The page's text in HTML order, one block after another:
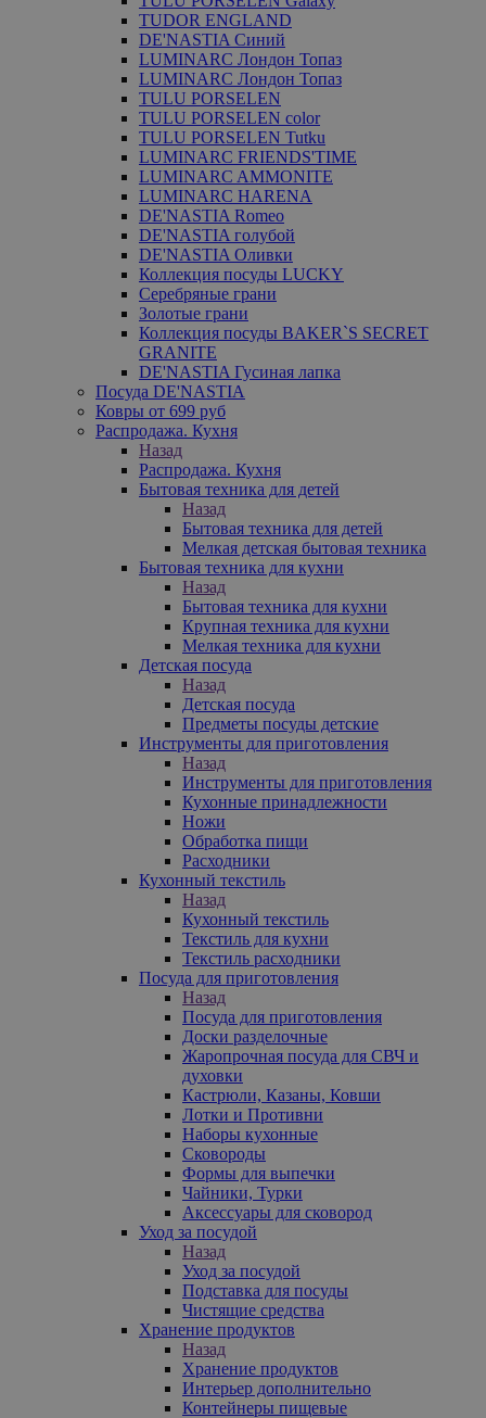
TUDOR ENGLAND
DE'NASTIA Синий
LUMINARC Лондон Топаз
LUMINARC Лондон Топаз
TULU PORSELEN
TULU PORSELEN color
TULU PORSELEN Tutku
LUMINARC FRIENDS'TIME
LUMINARC AMMONITE
LUMINARC HARENA
DE'NASTIA Romeo
DE'NASTIA голубой
DE'NASTIA Оливки
Коллекция посуды LUCKY
Серебряные грани
Золотые грани
Коллекция посуды BAKER`S SECRET
GRANITE
DE'NASTIA Гусиная лапка
Посуда DE'NASTIA
Ковры от 699 руб
Распродажа. Кухня
Назад
Распродажа. Кухня
Бытовая техника для детей
Назад
Бытовая техника для детей
Мелкая детская бытовая техника
Бытовая техника для кухни
Назад
Бытовая техника для кухни
Крупная техника для кухни
Мелкая техника для кухни
Детская посуда
Назад
Детская посуда
Предметы посуды детские
Инструменты для приготовления
Назад
Инструменты для приготовления
Кухонные принадлежности
Ножи
Обработка пищи
Расходники
Кухонный текстиль
Назад
Кухонный текстиль
Текстиль для кухни
Текстиль расходники
Посуда для приготовления
Назад
Посуда для приготовления
Доски разделочные
Жаропрочная посуда для СВЧ и
духовки
Кастрюли, Казаны, Ковши
Лотки и Противни
Наборы кухонные
Сковороды
Формы для выпечки
Чайники, Турки
Аксессуары для сковород
Уход за посудой
Назад
Уход за посудой
Подставка для посуды
Чистящие средства
Хранение продуктов
Назад
Хранение продуктов
Интерьер дополнительно
Контейнеры пищевые